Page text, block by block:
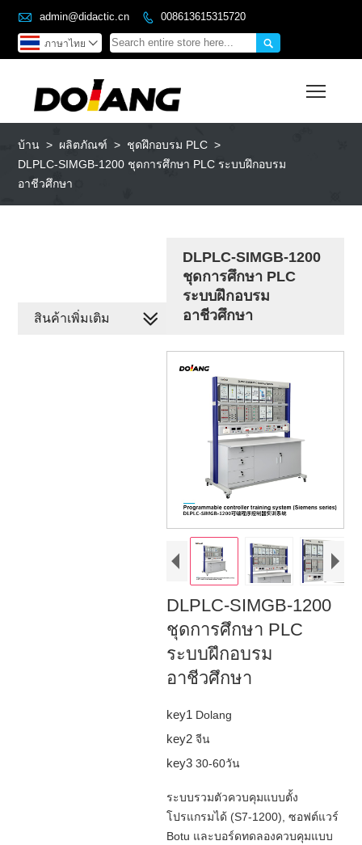
 admin@didactic.cn  008613615315720

ภาษาไทย 
บ้าน > ผลิตภัณฑ์ > ชุดฝึกอบรม PLC >
DLPLC-SIMGB-1200 ชุดการศึกษา PLC ระบบฝึกอบรม
อาชีวศึกษา
DLPLC-SIMGB-1200
ชุดการศึกษา PLC
ระบบฝึกอบรม
อาชีวศึกษา
DLPLC-SIMGB-1200
ชุดการศึกษา PLC
ระบบฝึกอบรม
อาชีวศึกษา
key1 Dolang
key2 จีน
key3 30-60วัน
ระบบรวมตัวควบคุมแบบตั้ง
โปรแกรมได้ (S7-1200), ซอฟต์แวร์
Botu และบอร์ดทดลองควบคุมแบบ
สินค้าเพิ่มเติม